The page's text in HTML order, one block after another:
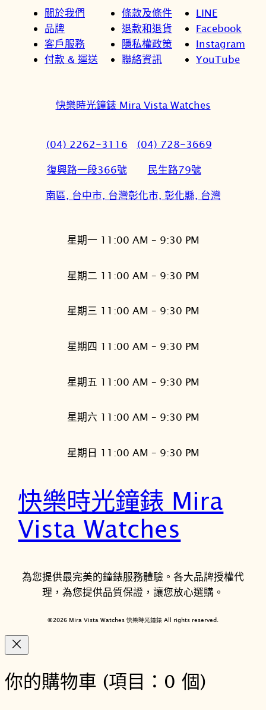
關於我們
品牌
客戶服務
付款 & 運送
條款及條件
退款和退貨
隱私權政策
聯絡資訊
LINE
Facebook
Instagram
YouTube
快樂時光鐘錶 Mira Vista Watches
(04) 2262-3116
復興路一段366號
南區, 台中市, 台灣
(04) 728-3669
民生路79號
彰化市, 彰化縣, 台灣
星期一 11:00 AM – 9:30 PM
星期二 11:00 AM – 9:30 PM
星期三 11:00 AM – 9:30 PM
星期四 11:00 AM – 9:30 PM
星期五 11:00 AM – 9:30 PM
星期六 11:00 AM – 9:30 PM
星期日 11:00 AM – 9:30 PM
快樂時光鐘錶 Mira
Vista Watches
為您提供最完美的鐘錶服務體驗。各大品牌授權代
理，為您提供品質保證，讓您放心選購。
©2026 Mira Vista Watches 快樂時光鐘錶 All rights reserved.
你的購物車 (項目：0 個)